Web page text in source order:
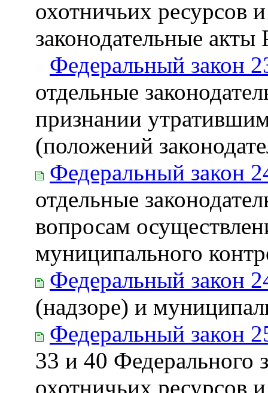
охотничьих ресурсов
законодательные
Федеральный закон
отдельные
признании
(положений
Федеральный закон
отдельные
вопросам
муниципального
Федеральный закон
(надзоре) и
Федеральный закон
33 и 40 Федерального
охотничьих ресурсов